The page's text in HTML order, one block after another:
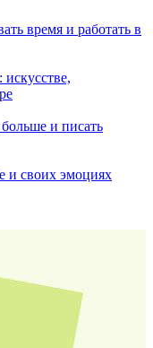
время и работать в
и писать
и своих эмоциях